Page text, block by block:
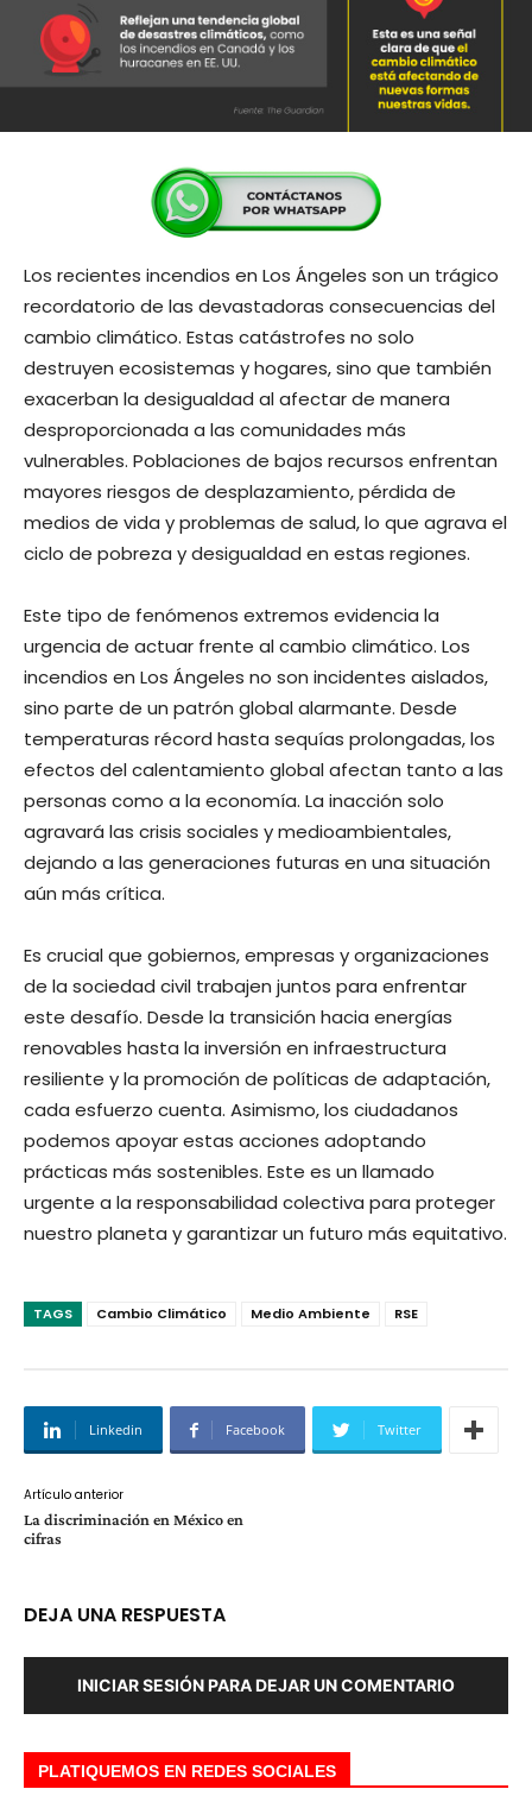
Los recientes incendios en Los Ángeles son un trágico
recordatorio de las devastadoras consecuencias del
cambio climático. Estas catástrofes no solo
destruyen ecosistemas y hogares, sino que también
exacerban la desigualdad al afectar de manera
desproporcionada a las comunidades más
vulnerables. Poblaciones de bajos recursos enfrentan
mayores riesgos de desplazamiento, pérdida de
medios de vida y problemas de salud, lo que agrava el
ciclo de pobreza y desigualdad en estas regiones.
Este tipo de fenómenos extremos evidencia la
urgencia de actuar frente al cambio climático. Los
incendios en Los Ángeles no son incidentes aislados,
sino parte de un patrón global alarmante. Desde
temperaturas récord hasta sequías prolongadas, los
efectos del calentamiento global afectan tanto a las
personas como a la economía. La inacción solo
agravará las crisis sociales y medioambientales,
dejando a las generaciones futuras en una situación
aún más crítica.
Es crucial que gobiernos, empresas y organizaciones
de la sociedad civil trabajen juntos para enfrentar
este desafío. Desde la transición hacia energías
renovables hasta la inversión en infraestructura
resiliente y la promoción de políticas de adaptación,
cada esfuerzo cuenta. Asimismo, los ciudadanos
podemos apoyar estas acciones adoptando
prácticas más sostenibles. Este es un llamado
urgente a la responsabilidad colectiva para proteger
nuestro planeta y garantizar un futuro más equitativo.
TAGS Cambio Climático Medio Ambiente RSE
Linkedin Facebook Twitter
Artículo anterior
La discriminación en México en
cifras
DEJA UNA RESPUESTA
INICIAR SESIÓN PARA DEJAR UN COMENTARIO
PLATIQUEMOS EN REDES SOCIALES